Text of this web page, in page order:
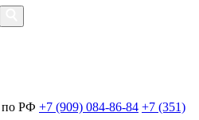
по РФ +7 (909) 084-86-84 +7 (351)